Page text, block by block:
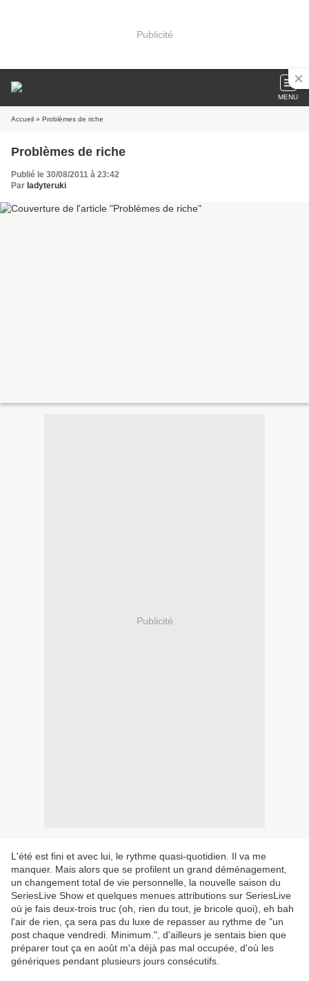
Publicité
MENU
Accueil » Problèmes de riche
Problèmes de riche
Publié le 30/08/2011 à 23:42
Par ladyteruki
Publicité
L'été est fini et avec lui, le rythme quasi-quotidien. Il va me
manquer. Mais alors que se profilent un grand déménagement,
un changement total de vie personnelle, la nouvelle saison du
SeriesLive Show et quelques menues attributions sur SeriesLive
où je fais deux-trois truc (oh, rien du tout, je bricole quoi), eh bah
l'air de rien, ça sera pas du luxe de repasser au rythme de "un
post chaque vendredi. Minimum.", d'ailleurs je sentais bien que
préparer tout ça en août m'a déjà pas mal occupée, d'où les
génériques pendant plusieurs jours consécutifs.